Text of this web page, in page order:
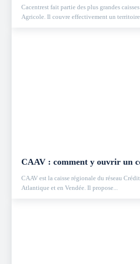
Cacentrest fait partie des plus grandes
Agricole. Il couvre effectivement un
CAAV : comment y ouvrir un
CAAV est la caisse régionale du réseau
Atlantique et en Vendée. Il propose...